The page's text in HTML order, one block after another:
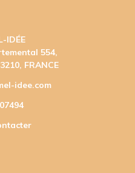
IDÉE
554,
FRANCE
idee.com